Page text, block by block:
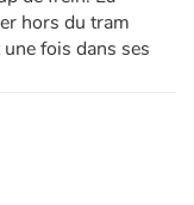
hors du tram
fois dans ses